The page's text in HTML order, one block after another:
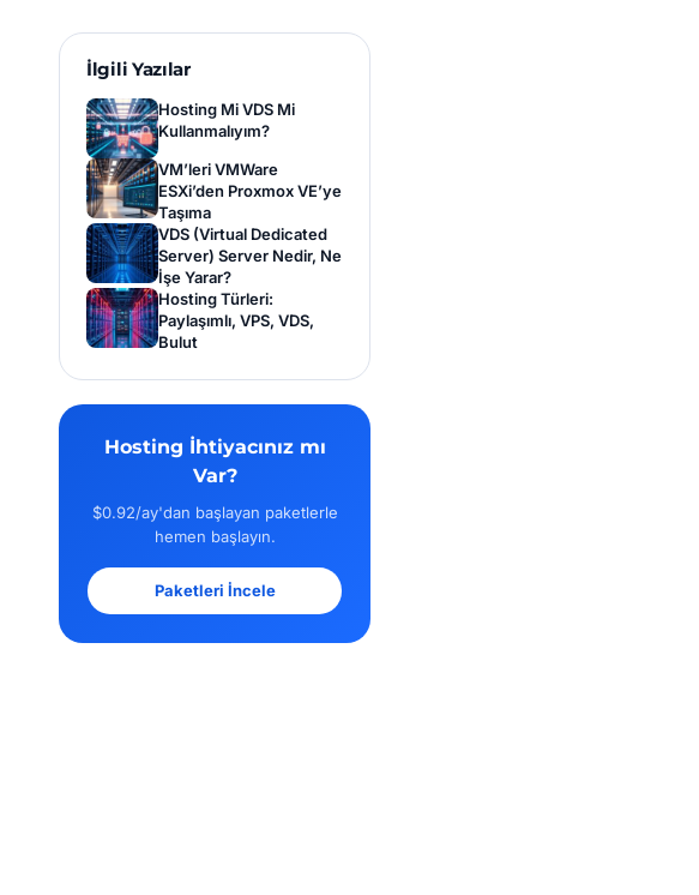
İlgili Yazılar
Hosting Mi VDS Mi
Kullanmalıyım?
VM’leri VMWare
ESXi’den Proxmox VE’ye
Taşıma
VDS (Virtual Dedicated
Server) Server Nedir, Ne
İşe Yarar?
Hosting Türleri:
Paylaşımlı, VPS, VDS,
Bulut
Hosting İhtiyacınız mı
Var?
$0.92/ay'dan başlayan paketlerle
hemen başlayın.
Paketleri İncele